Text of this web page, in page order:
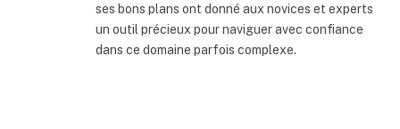
ses bons plans ont donné aux novices et experts
un outil précieux pour naviguer avec confiance
dans ce domaine parfois complexe.